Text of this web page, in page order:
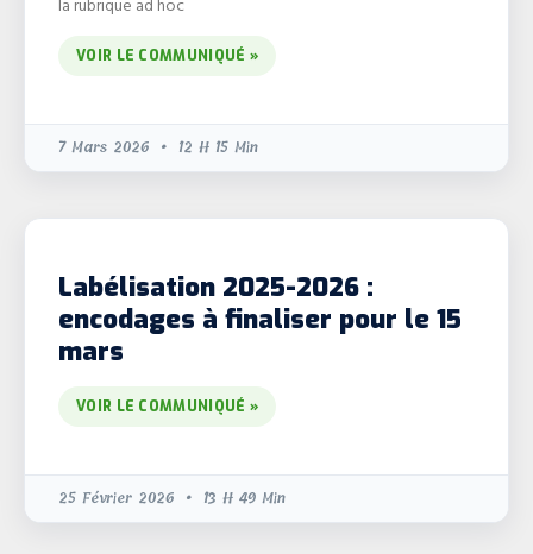
VOIR LE COMMUNIQUÉ »
7 Mars 2026 12 H 15 Min
Labélisation 2025-2026 :
encodages à finaliser pour le 15
mars
VOIR LE COMMUNIQUÉ »
25 Février 2026 13 H 49 Min